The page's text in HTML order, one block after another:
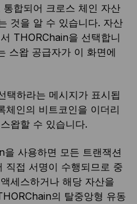
합되어 크로스 체인 자산
것을 알 수 있습니다. 자산
THORChain을 선택합니
스왑 공급자가 이 화면에
택하라는 메시지가 표시됩
체인의 비트코인을 이더리
왑할 수 있습니다.
사용하면 모든 트랜잭션
직접 서명이 수행되므로 중
세스하거나 해당 자산을
의 탈중앙형 유동